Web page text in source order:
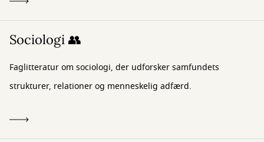
Sociologi 👥
Faglitteratur om sociologi, der udforsker samfundets
strukturer, relationer og menneskelig adfærd.